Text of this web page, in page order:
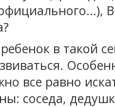
в такой
все равно
соседа,